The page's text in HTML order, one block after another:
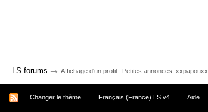
LS forums → Affichage d'un profil : Petites annonces: xxpapouxx
Changer le thème Français (France) LS v4 Aide